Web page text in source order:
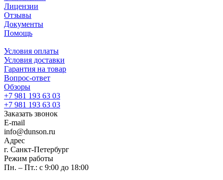
Лицензии
Отзывы
Документы
Помощь
Условия оплаты
Условия доставки
Гарантия на товар
Вопрос-ответ
Обзоры
+7 981 193 63 03
+7 981 193 63 03
Заказать звонок
E-mail
info@dunson.ru
Адрес
г. Санкт-Петербург
Режим работы
Пн. – Пт.: с 9:00 до 18:00